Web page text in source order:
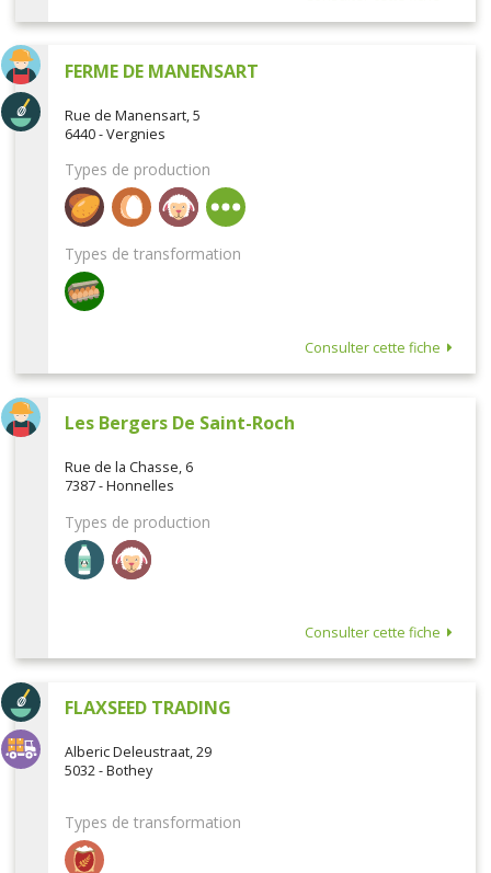
FERME DE MANENSART
Rue de Manensart, 5
6440 - Vergnies
Types de production
Types de transformation
Consulter cette fiche
Les Bergers De Saint-Roch
Rue de la Chasse, 6
7387 - Honnelles
Types de production
Consulter cette fiche
FLAXSEED TRADING
Alberic Deleustraat, 29
5032 - Bothey
Types de transformation